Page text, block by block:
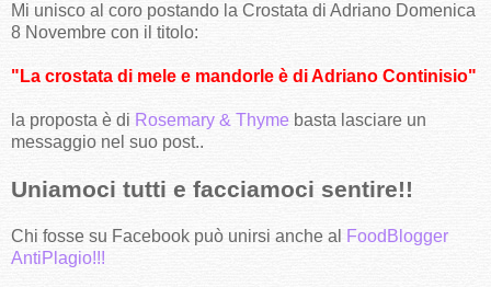
Mi unisco al coro postando la Crostata di Adriano Domenica
8 Novembre con il titolo:
"La crostata di mele e mandorle è di Adriano Continisio"
la proposta è di Rosemary & Thyme basta lasciare un
messaggio nel suo post..
Uniamoci tutti e facciamoci sentire!!
Chi fosse su Facebook può unirsi anche al
FoodBlogger
AntiPlagio!!!